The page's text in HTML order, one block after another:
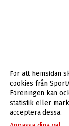
För att hemsidan
cookies från
Föreningen kan
statistik eller
acceptera dessa.